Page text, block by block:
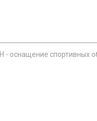
- оснащение спортивных